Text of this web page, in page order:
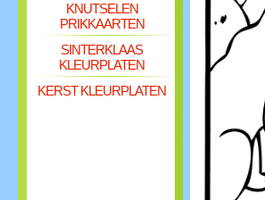
KNUTSELEN
PRIKKAARTEN
SINTERKLAAS
KLEURPLATEN
KERST KLEURPLATEN